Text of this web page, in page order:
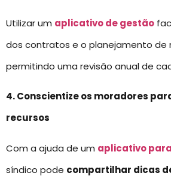
Utilizar um aplicativo de gestão
dos contratos e o planejamento de
permitindo uma revisão anual de
4. Conscientize os moradores
recursos
Com a ajuda de um aplicativo
síndico pode compartilhar dicas